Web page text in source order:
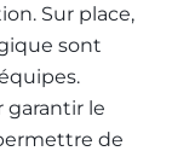
Sur place,
sont
garantir le
de